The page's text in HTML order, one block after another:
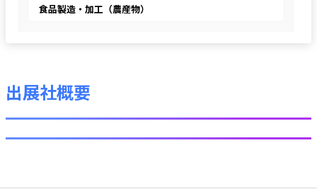
食品製造・加工（農産物）
出展社概要